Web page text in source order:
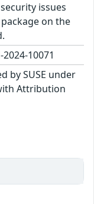
issues
on the
10071
by SUSE under
Attribution